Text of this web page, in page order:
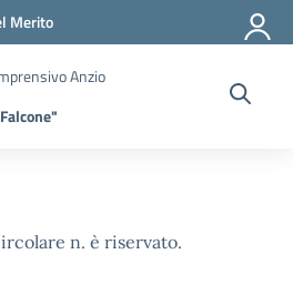
Merito
Anzio
n. è riservato.